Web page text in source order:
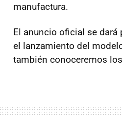
manufactura.
El anuncio oficial se
el lanzamiento del
también conoceremos